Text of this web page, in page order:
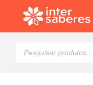
produtos